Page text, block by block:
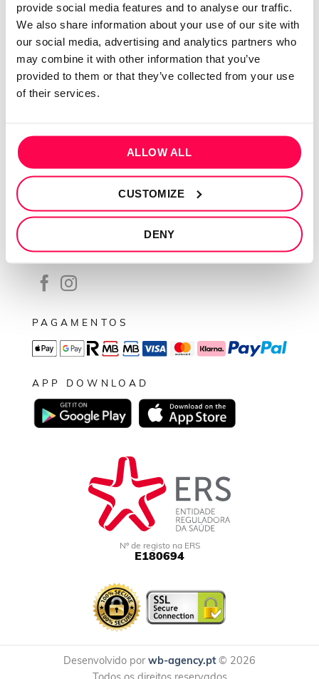
provide social media features and to analyse our traffic.
We also share information about your use of our site with
our social media, advertising and analytics partners who
may combine it with other information that you’ve
provided to them or that they’ve collected from your use
of their services.
ALLOW ALL
CUSTOMIZE
DENY
Sobre mim
Contactos
Conta cliente
Recuperar Password
Política de privacidade
Termos e condições
Resolução de conflitos
Livro de reclamações
SEGUE-NOS
PAGAMENTOS
APP DOWNLOAD
Nº de registo na ERS
E180694
Desenvolvido por wb-agency.pt© 2026